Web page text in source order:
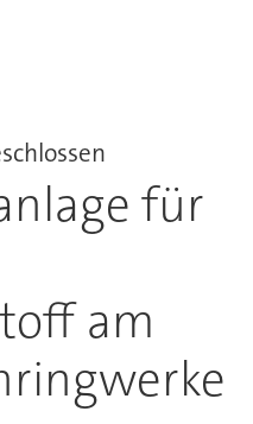
für
am